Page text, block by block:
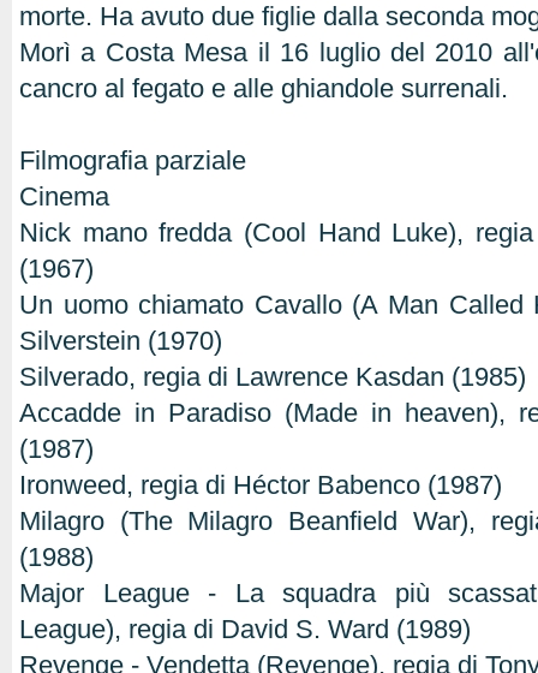
morte. Ha avuto due figlie dalla seconda
Morì a Costa Mesa il 16 luglio del 2010
cancro al fegato e alle ghiandole surrenali.
Filmografia parziale
Cinema
Nick mano fredda (Cool Hand Luke),
(1967)
Un uomo chiamato Cavallo (A Man Called
Silverstein (1970)
Silverado, regia di Lawrence Kasdan (1985)
Accadde in Paradiso (Made in heaven),
(1987)
Ironweed, regia di Héctor Babenco (1987)
Milagro (The Milagro Beanfield War),
(1988)
Major League - La squadra più
League), regia di David S. Ward (1989)
Revenge - Vendetta (Revenge), regia di